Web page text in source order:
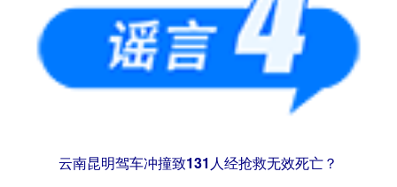
云南昆明驾车冲撞致131人经抢救无效死亡？